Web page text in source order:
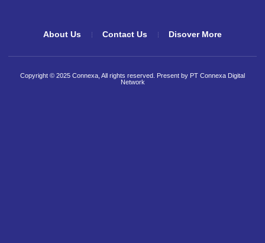
About Us Contact Us Disover More
Copyright © 2025 Connexa, All rights reserved. Present by PT Connexa Digital
Network